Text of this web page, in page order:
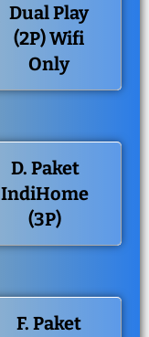
Dual Play
(2P) Wifi
Only
D. Paket
IndiHome
(3P)
F. Paket